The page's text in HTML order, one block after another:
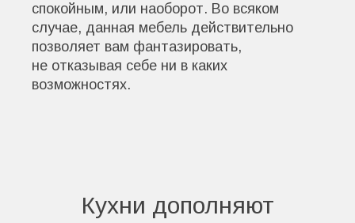
спокойным, или наоборот. Во всяком
случае, данная мебель действительно
позволяет вам фантазировать,
не отказывая себе ни в каких
возможностях.
Кухни дополняют